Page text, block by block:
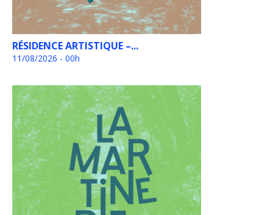
RÉSIDENCE ARTISTIQUE –...
11/08/2026 - 00h